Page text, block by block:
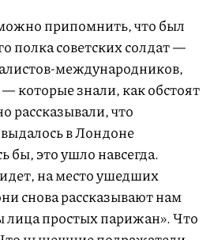
припомнить, что был
полка советских солдат —
международников,
которые знали, как обстоят
рассказывали, что
в Лондоне
бы, это ушло навсегда.
на место ушедших
снова рассказывают нам
лица простых парижан». Что